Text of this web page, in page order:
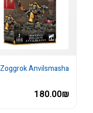
Zoggrok Anvilsmasha
180.00₪